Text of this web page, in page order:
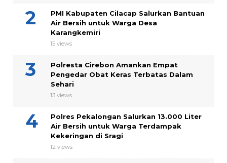
PMI Kabupaten Cilacap Salurkan Bantuan
Air Bersih untuk Warga Desa
Karangkemiri
15 views
Polresta Cirebon Amankan Empat
Pengedar Obat Keras Terbatas Dalam
Sehari
13 views
Polres Pekalongan Salurkan 13.000 Liter
Air Bersih untuk Warga Terdampak
Kekeringan di Sragi
12 views